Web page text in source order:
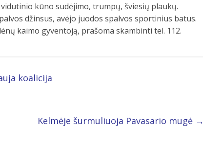
kūno sudėjimo, trumpų, šviesių plaukų.
džinsus, avėjo juodos spalvos sportinius batus.
kaimo gyventoją, prašoma skambinti tel. 112.
koalicija
Kelmėje šurmuliuoja Pavasario mugė →